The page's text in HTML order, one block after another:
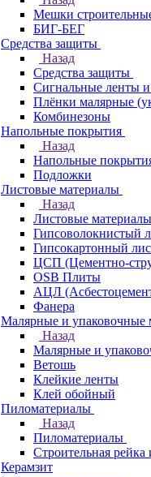
Мешки
БИГ-БЕГ
Средства защиты
Назад
Средства защиты
Сигнальные ленты
Плёнки малярные
Комбинезоны
Напольные покрытия
Назад
Напольные
Подложки
Листовые материалы
Назад
Листовые материалы
Гипсоволокнистый
Гипсокартонный
ЦСП (Цементно-
OSB Плиты
АЦЛ
Фанера
Малярные и упаковочные
Назад
Малярные и
Ветошь
Клейкие ленты
Клей обойный
Пиломатериалы
Назад
Пиломатериалы
Строительная рейка
Керамзит